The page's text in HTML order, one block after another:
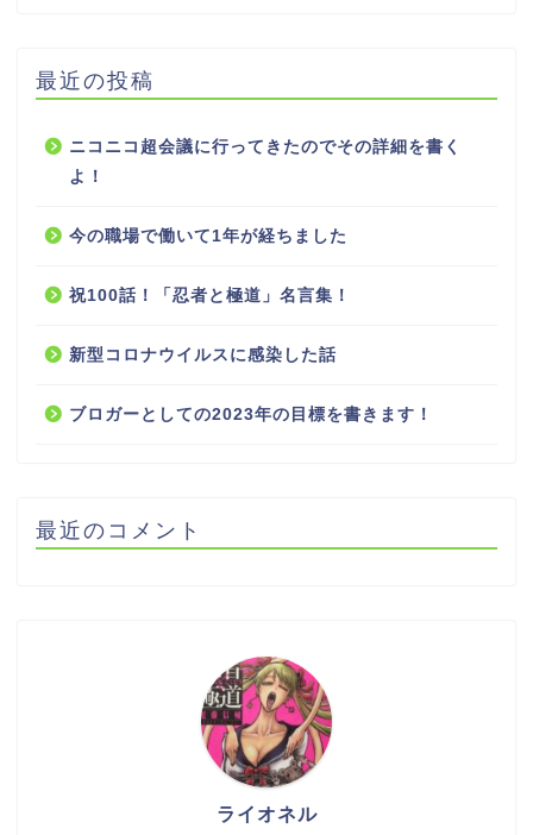
最近の投稿
ニコニコ超会議に行ってきたのでその詳細を書く
よ！
今の職場で働いて1年が経ちました
祝100話！「忍者と極道」名言集！
新型コロナウイルスに感染した話
ブロガーとしての2023年の目標を書きます！
最近のコメント
ライオネル